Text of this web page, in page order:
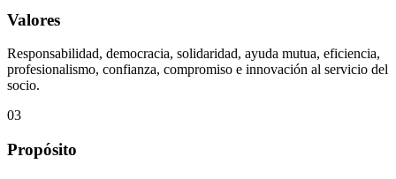
Valores
Responsabilidad, democracia, solidaridad, ayuda mutua, eficiencia,
profesionalismo, confianza, compromiso e innovación al servicio del
socio.
03
Propósito